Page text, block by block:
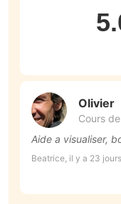
Olivier
Cours
Aide a visualiser,
Beatrice, il y a 23 jours